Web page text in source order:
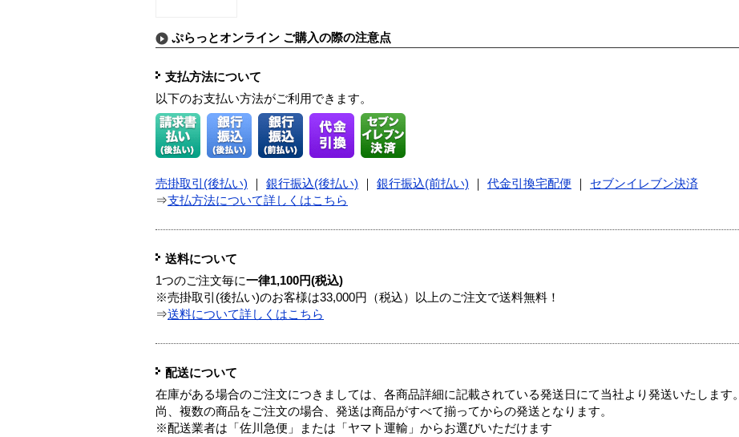
ぷらっとオンライン ご購入の際の注意点
支払方法について
以下のお支払い方法がご利用できます。
売掛取引(後払い) 銀行振込(後払い) 銀行振込(前払い) 代金引換宅配便
セブンイレブン決済
⇒支払方法について詳しくはこちら
送料について
1つのご注文毎に一律1,100円(税込)
※売掛取引(後払い)のお客様は33,000円（税込）以上のご注文で送料無料！
⇒送料について詳しくはこちら
配送について
在庫がある場合のご注文につきましては、各商品詳細に記載されている発送日にて当社より発送いたします。
尚、複数の商品をご注文の場合、発送は商品がすべて揃ってからの発送となります。
※配送業者は「佐川急便」または「ヤマト運輸」からお選びいただけます